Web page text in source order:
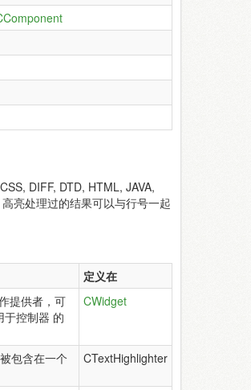
DIFF, DTD, HTML, JAVA,
亮处理过的结果可以与行号一起
定义在
提供者，可
于控制器 的
CWidget
包含在一个
CTextHighlighter